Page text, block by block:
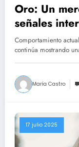
Oro: Un
señales
Comportamiento
continúa mostrando
María Castro
17 julio 2025